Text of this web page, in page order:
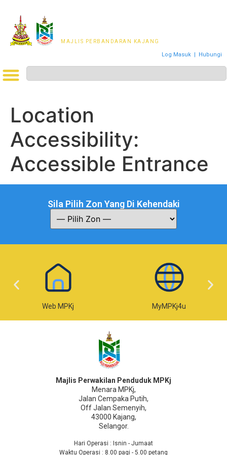
MAJLIS PERBANDARAN KAJANG
Log Masuk | Hubungi
Location
Accessibility:
Accessible Entrance
Sila Pilih Zon Yang Di Kehendaki
Web MPKj MyMPKj4u
Majlis Perwakilan Penduduk MPKj
Menara MPKj,
Jalan Cempaka Putih,
Off Jalan Semenyih,
43000 Kajang,
Selangor.
Hari Operasi : Isnin - Jumaat
Waktu Operasi : 8.00 pagi - 5.00 petang